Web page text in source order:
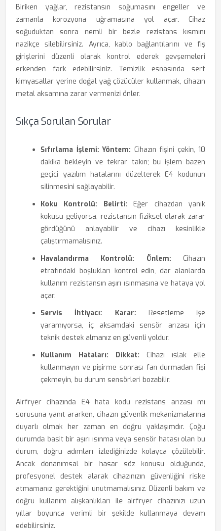
Biriken yağlar, rezistansın soğumasını engeller ve
zamanla korozyona uğramasına yol açar. Cihaz
soğuduktan sonra nemli bir bezle rezistans kısmını
nazikçe silebilirsiniz. Ayrıca, kablo bağlantılarını ve fiş
girişlerini düzenli olarak kontrol ederek gevşemeleri
erkenden fark edebilirsiniz. Temizlik esnasında sert
kimyasallar yerine doğal yağ çözücüler kullanmak, cihazın
metal aksamına zarar vermenizi önler.
Sıkça Sorulan Sorular
Sıfırlama İşlemi: Yöntem: Cihazın fişini çekin, 10
dakika bekleyin ve tekrar takın; bu işlem bazen
geçici yazılım hatalarını düzelterek E4 kodunun
silinmesini sağlayabilir.
Koku Kontrolü:
Belirti: Eğer cihazdan yanık
kokusu geliyorsa, rezistansın fiziksel olarak zarar
gördüğünü anlayabilir ve cihazı kesinlikle
çalıştırmamalısınız.
Havalandırma Kontrolü:
Önlem: Cihazın
etrafındaki boşlukları kontrol edin, dar alanlarda
kullanım rezistansın aşırı ısınmasına ve hataya yol
açar.
Servis İhtiyacı:
Karar: Resetleme işe
yaramıyorsa, iç aksamdaki sensör arızası için
teknik destek almanız en güvenli yoldur.
Kullanım Hataları:
Dikkat: Cihazı ıslak elle
kullanmayın ve pişirme sonrası fan durmadan fişi
çekmeyin, bu durum sensörleri bozabilir.
Airfryer cihazında E4 hata kodu rezistans arızası mı
sorusuna yanıt ararken, cihazın güvenlik mekanizmalarına
duyarlı olmak her zaman en doğru yaklaşımdır. Çoğu
durumda basit bir aşırı ısınma veya sensör hatası olan bu
durum, doğru adımları izlediğinizde kolayca çözülebilir.
Ancak donanımsal bir hasar söz konusu olduğunda,
profesyonel destek alarak cihazınızın güvenliğini riske
atmamanız gerektiğini unutmamalısınız. Düzenli bakım ve
doğru kullanım alışkanlıkları ile airfryer cihazınızı uzun
yıllar boyunca verimli bir şekilde kullanmaya devam
edebilirsiniz.